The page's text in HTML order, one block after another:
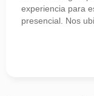
experiencia para
presencial. Nos